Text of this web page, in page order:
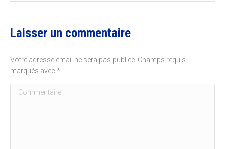
Laisser un commentaire
Votre adresse email ne sera pas publiée. Champs requis
marqués avec *
Commentaire